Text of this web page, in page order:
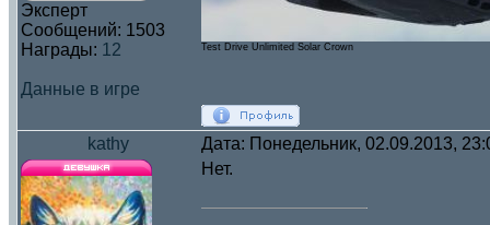
Эксперт
Сообщений: 1503
Награды: 12
Данные в игре
Test Drive Unlimited Solar Crown
kathy Дата: Понедельник, 02.09.2013,
Нет.